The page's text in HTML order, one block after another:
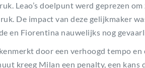
Leao’s doelpunt werd geprezen
De impact van deze gelijkmaker
en Fiorentina nauwelijks nog
door een verhoogd tempo
kreeg Milan een penalty, een kans